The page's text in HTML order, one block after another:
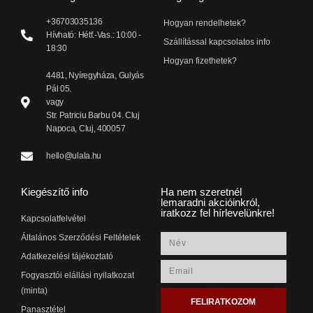
+36703035136
Hívható: Hétf.-Vas.: 10:00 -
18:30
4481, Nyíregyháza, Gulyás
Pál 05.
vagy
Str. Patriciu Barbu 04. Cluj
Napoca, Cluj, 400057
hello@ulala.hu
Hogyan rendelhetek?
Szállítással kapcsolatos info
Hogyan fizethetek?
Kiegészítő info
Kapcsolatfelvétel
Általános Szerződési Feltételek
Adatkezelési tájékoztató
Fogyasztói elállási nyilatkozat
(minta)
Panasztétel
Ha nem szeretnél
lemaradni akcióinkról,
iratkozz fel hírlevelünkre!
FELIRATKOZOM